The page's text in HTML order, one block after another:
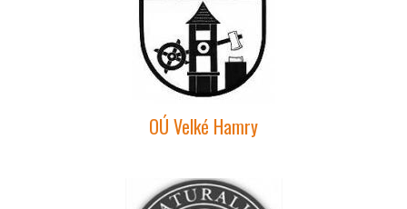
OÚ Velké Hamry